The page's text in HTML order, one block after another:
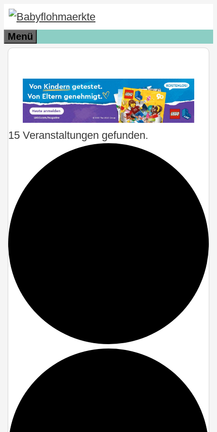
Zum
Inhalt
springen
Menü
15 Veranstaltungen gefunden.